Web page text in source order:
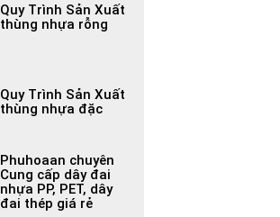
Quy Trình Sản Xuất
thùng nhựa rỗng
Quy Trình Sản Xuất
thùng nhựa đặc
Phuhoaan chuyên
Cung cấp dây đai
nhựa PP, PET, dây
đai thép giá rẻ